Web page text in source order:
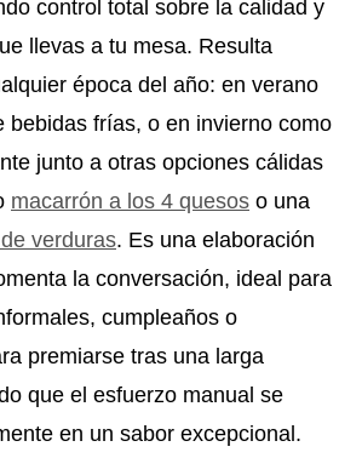
control total sobre la calidad y
llevas a tu mesa. Resulta
época del año: en verano
bebidas frías, o en invierno como
junto a otras opciones cálidas
macarrón a los 4 quesos o una
verduras. Es una elaboración
la conversación, ideal para
cumpleaños o
premiarse tras una larga
que el esfuerzo manual se
en un sabor excepcional.